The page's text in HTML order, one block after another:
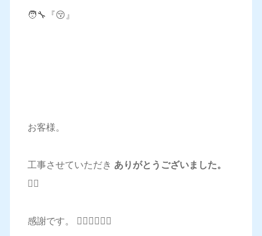
🧑‍🔧『😚』
お客様。
工事させていただき ありがとうございました。
🙇‍♂️
感謝です。 🙇‍♂️🙇‍♂️🙇‍♂️